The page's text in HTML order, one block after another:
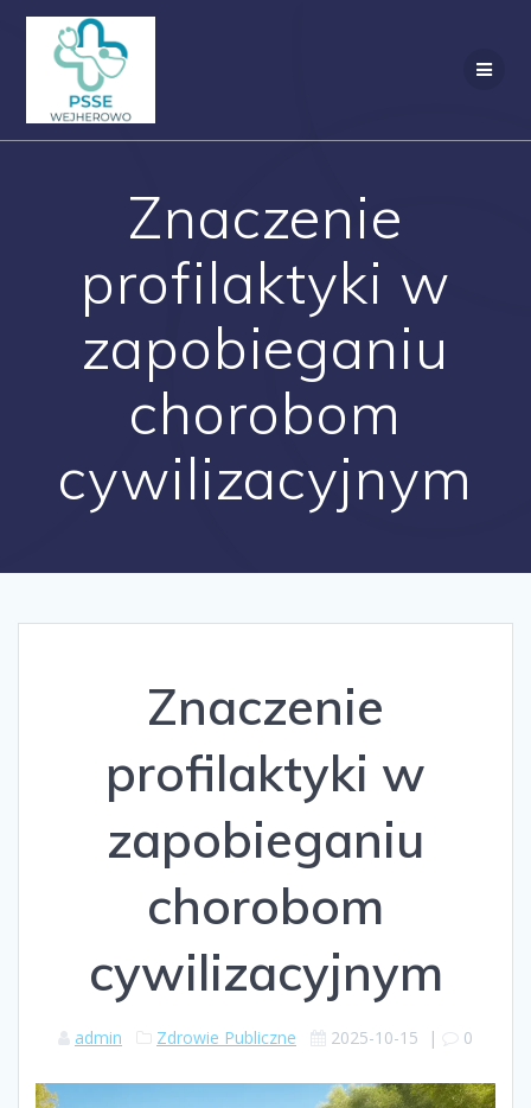
Znaczenie
profilaktyki w
zapobieganiu
chorobom
cywilizacyjnym
Znaczenie
profilaktyki w
zapobieganiu
chorobom
cywilizacyjnym
admin Zdrowie Publiczne 2025-10-15 | 0